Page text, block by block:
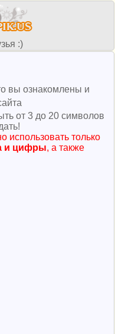
:)
вы ознакомлены и
от 3 до 20 символов
использовать только
и цифры, а также